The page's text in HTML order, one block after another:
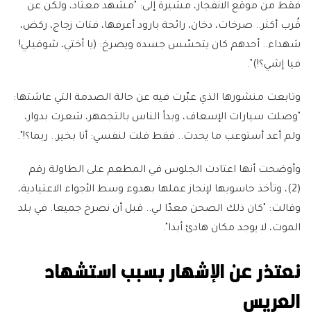
فقط من موقع الانفجار، مشيرة إلى: "مشهد معتاد، ولكن عن
قُرب أكثر.. صرخات، دخان، رائحة بارود أعرفها، فتات زجاج، ركض،
شهداء.. أحدهم كان يتحسّس جسده ويصرخ: (يا أختي، شوفيلي!
فيا إشي؟!)".
وتابعت منشورها الذي عبّرت فيه عن حالة الصدمة التي عاشتها:
"وصلت سيارات الإسعاف، وبدأ الناس بالتجمهر، شعرت بدوار،
ولم أعد أستوعب ما يحدث.. فقط قلت لنفسي: أنا بخير.. ربما؟!".
وأوضحت أنها اعتادت الجلوس في المطعم على الطاولة رقم
(2)، وتأخذ حاسوبها لإنجاز عملها بهدوء وسط الأجواء الاعتيادية،
وقالت: "كان ذلك الصحن معدّا لي.. قبل أن نصرخ جميعا. في بلد
الموت، لا يوجد مكان هادئ أبدا".
نعتذر عن الإشهار بسبب استشهاد
العريس